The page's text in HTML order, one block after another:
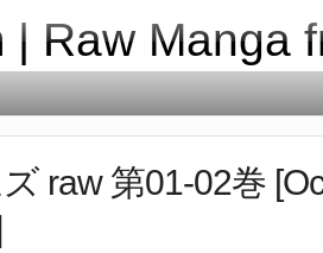
| Raw Manga
raw 第01-02巻